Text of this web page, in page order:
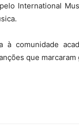
International
à comunidade
que marcaram